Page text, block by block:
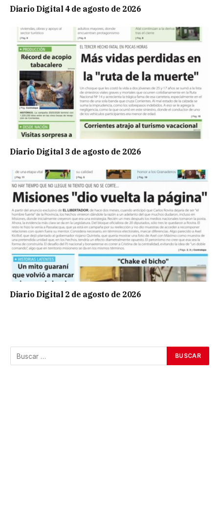
Diario Digital 4 de agosto de 2026
Diario Digital 3 de agosto de 2026
Diario Digital 2 de agosto de 2026